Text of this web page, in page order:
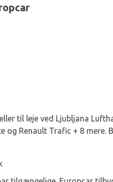
til leje ved Ljubljana
og Renault Trafic + 8